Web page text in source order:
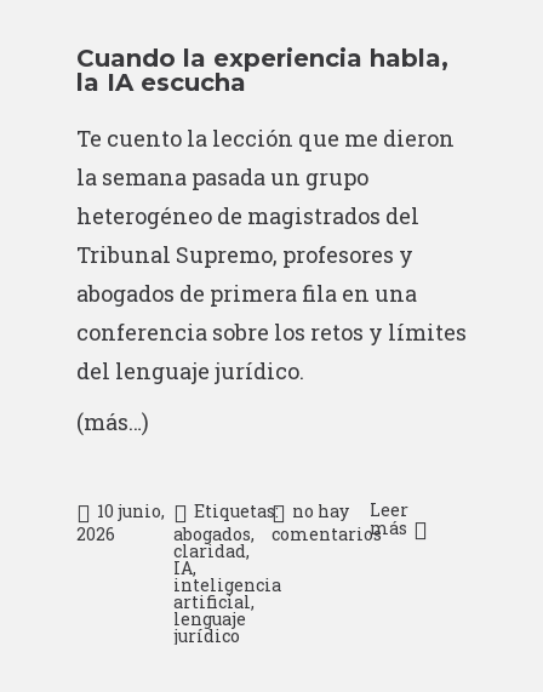
Cuando la experiencia habla,
la IA escucha
Te cuento la lección que me dieron
la semana pasada un grupo
heterogéneo de magistrados del
Tribunal Supremo, profesores y
abogados de primera fila en una
conferencia sobre los retos y límites
del lenguaje jurídico.
(más…)
10 junio,
2026
Etiquetas:
abogados,
claridad,
IA,
inteligencia
artificial,
lenguaje
jurídico
no hay
comentarios
Leer
más